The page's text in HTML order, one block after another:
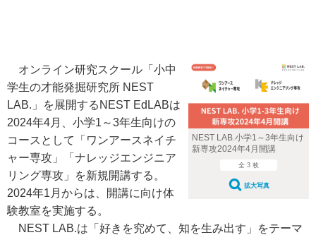
NEST LAB.小学1～3年生向け
新専攻2024年4月開講
全 3 枚
拡大写真
オンライン研究スクール「小中
学生の才能発掘研究所 NEST
LAB.」を展開するNEST EdLABは
2024年4月、小学1～3年生向けの
コースとして「ワンアースネイチ
ャー専攻」「ナレッジエンジニア
リング専攻」を新規開講する。
2024年1月からは、開講に向け体
験教室を実施する。
NEST LAB.は「好きを究めて、知を生み出す」をテーマ